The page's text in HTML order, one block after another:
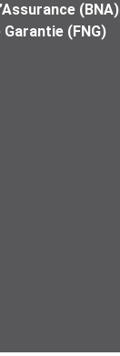
(BNA)
(FNG)